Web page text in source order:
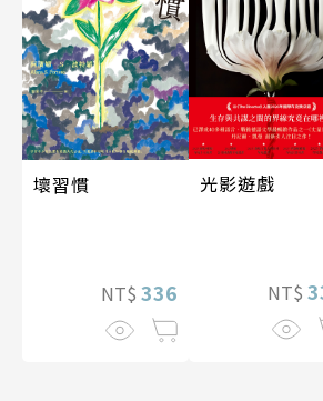
壞習慣
NT$ 336
光影遊戲
NT$